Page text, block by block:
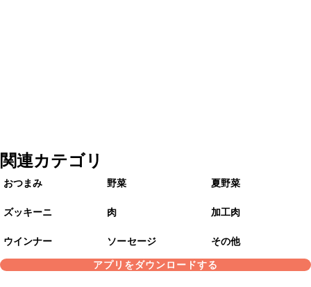
関連カテゴリ
おつまみ 野菜 夏野菜
ズッキーニ 肉 加工肉
ウインナー ソーセージ
その他
アプリをダウンロードする